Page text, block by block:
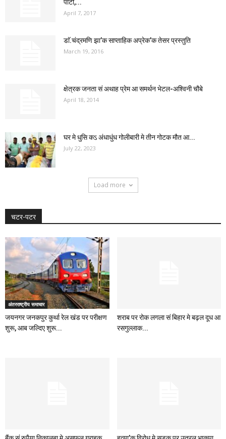
पार्टी,...
April 7, 2017
डाॅ.चंद्रमणि झा’क साप्ताहिक अप्रेक’क तेसर प्रस्तुति
March 19, 2016
क्षेत्रक जनता सं अथाह प्रेम आ समर्थन भेटल-अश्विनी चौबे
April 18, 2014
घर मे धुसि कऽ अंधाधुंध गोलीबारी मे तीन गोटक मौत आ...
July 22, 2023
Load more
चटर-पटर
अंतरराष्ट्रीय समाचार
जयनगर जनकपुर कुर्था रेल खंड पर परीक्षण
शुरू, आब जल्दिए शुरू...
शराब पर रोक लगला सं बिहार मे बढ़ल दूध आ
रसगुल्लाक...